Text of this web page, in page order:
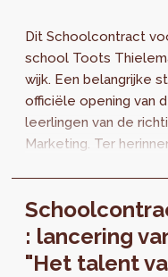
Dit Schoolcontract
school Toots
wijk. Een belangrijke
officiële opening van
leerlingen van de
Marketing. Ter
: lancering
"Het talent